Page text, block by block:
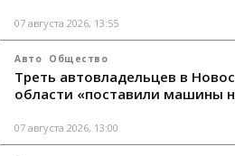
07 августа 2026, 13:55
Авто Общество
Треть автовладельцев в
области «поставили машины
07 августа 2026, 13:00